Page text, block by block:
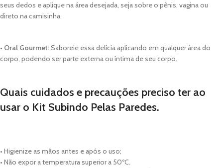
seus dedos e aplique na área desejada, seja sobre o pênis, vagina ou
direto na camisinha.
• Oral Gourmet:Saboreie essa delícia aplicando em qualquer área do
corpo, podendo ser parte externa ou íntima de seu corpo.
Quais cuidados e precauções preciso ter ao
usar o Kit Subindo Pelas Paredes.
• Higienize as mãos antes e após o uso;
• Não expor a temperatura superior a 50ºC.